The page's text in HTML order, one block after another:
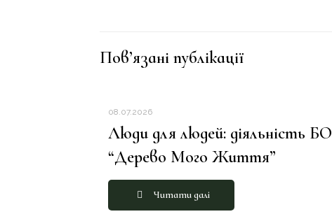
Пов’язані публікації
08.07.2026
Люди для людей: діяльність БО
“Дерево Мого Життя”
Читати далі